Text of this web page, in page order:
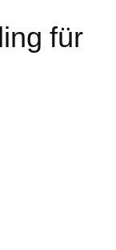
für